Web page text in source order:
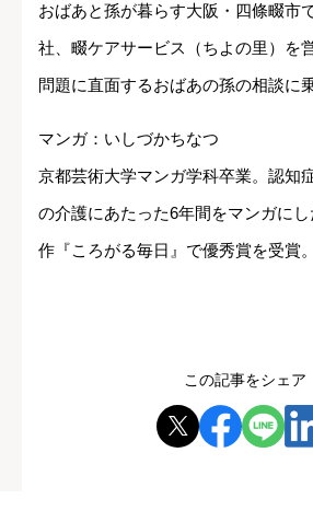
おばあと孫が暮らす大阪・四條畷市
社、畷ケアサービス（ちよの里）を
問題に直面するおばあの孫の相談に
マンガ：いしづかちなつ
京都芸術大学マンガ学科卒業。認知
の介護にあたった6年間をマンガにし
作『ころがる毎日』で優秀賞を受賞。
この記事をシェア